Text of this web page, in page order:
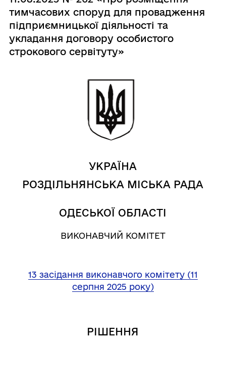
тимчасових споруд для провадження
підприємницької діяльності та
укладання договору особистого
строкового сервітуту»
УКРАЇНА
РОЗДІЛЬНЯНСЬКА МІСЬКА РАДА
ОДЕСЬКОЇ ОБЛАСТІ
ВИКОНАВЧИЙ КОМІТЕТ
13 засідання виконавчого комітету (11
серпня 2025 року)
РІШЕННЯ